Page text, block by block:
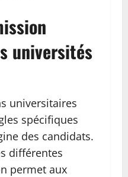
universités
universitaires
spécifiques
des candidats.
différentes
permet aux